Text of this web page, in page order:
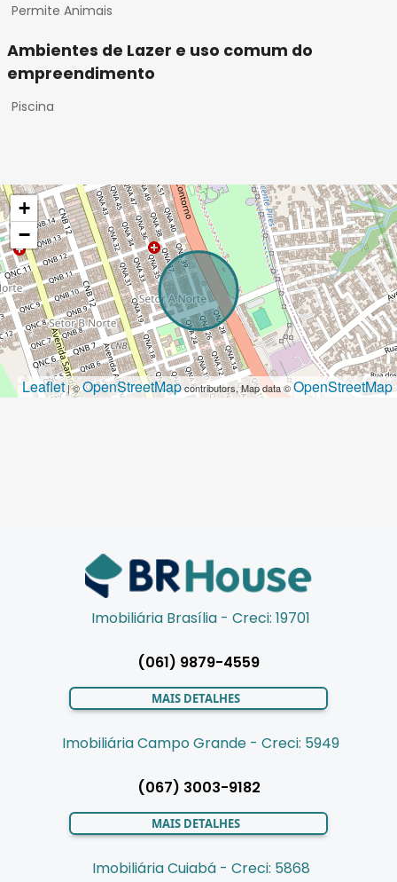
Permite Animais
Ambientes de Lazer e uso comum do
empreendimento
Piscina
+
−
Leaflet| ©OpenStreetMapcontributors, Map data ©OpenStreetMap
Imobiliária Brasília - Creci: 19701
(061) 9879-4559
MAIS DETALHES
Imobiliária Campo Grande - Creci: 5949
(067) 3003-9182
MAIS DETALHES
Imobiliária Cuiabá - Creci: 5868